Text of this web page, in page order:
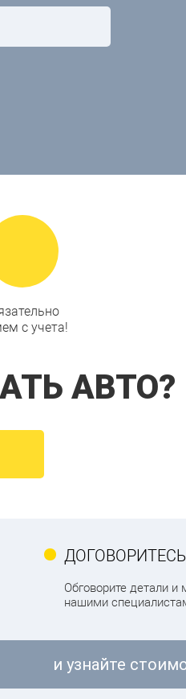
с учета!
АВТО?
Обговорите детали и
нашими
и узнайте